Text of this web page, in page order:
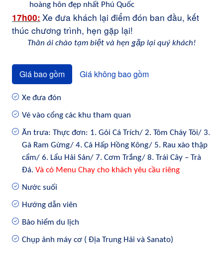
hoàng hôn đẹp nhất Phú Quốc
17h00: Xe đưa khách lại điểm đón ban đầu, kết
thúc chương trình, hẹn gặp lại!
Thân ái chào tạm biệt và hẹn gặp lại quý khách!
Giá bao gồm Giá không bao gồm
Xe đưa đón
Vé vào cổng các khu tham quan
Ăn trưa: Thực đơn: 1. Gỏi Cá Trích/ 2. Tôm Cháy Tỏi/ 3.
Gà Ram Gừng/ 4. Cá Hấp Hồng Kông/ 5. Rau xào thập
cẩm/ 6. Lẩu Hải Sản/ 7. Cơm Trắng/ 8. Trái Cây – Trà
Đá. Và có Menu Chay cho khách yêu cầu riêng
Nước suối
Hướng dẫn viên
Bảo hiểm du lịch
Chụp ảnh máy cơ ( Địa Trung Hải và Sanato)